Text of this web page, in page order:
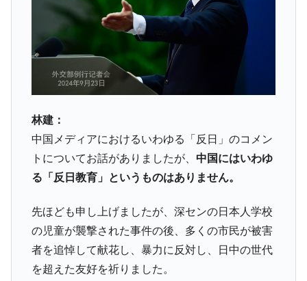
林建：
中国メディアにおけるいわゆる「反日」のコメン
トについてお話がありましたが、 中国にはいわゆ
る「反日教育」というものはありません。
先ほども申し上げましたが、深センの日本人学校
の児童が襲撃された事件の後、多くの市民が被害
者を追悼して献花し、暴力に反対し、日中の世代
を超えた友好を祈りました。